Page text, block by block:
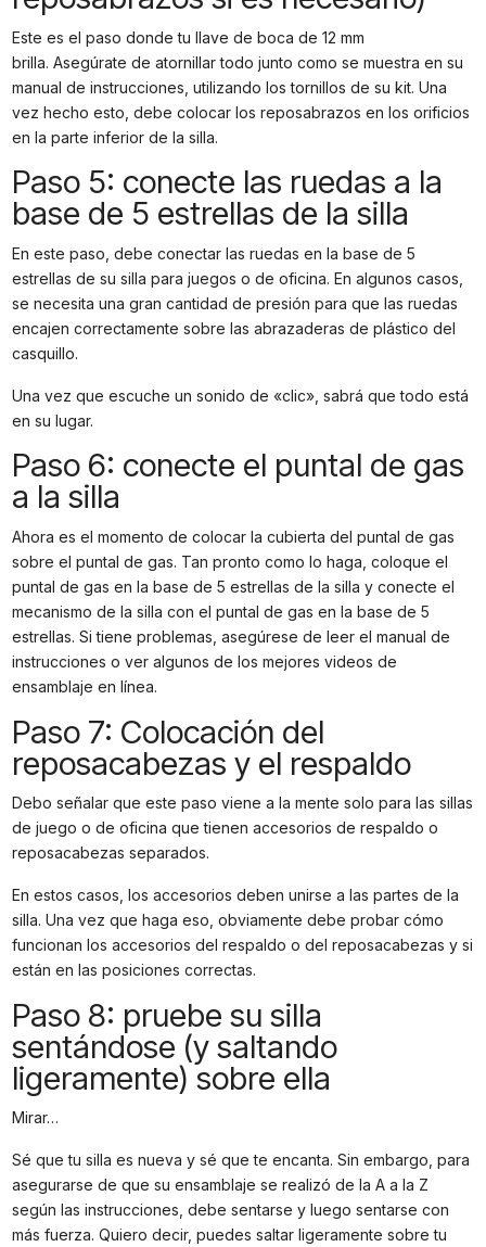
Este es el paso donde tu llave de boca de 12 mm
brilla. Asegúrate de atornillar todo junto como se muestra en su
manual de instrucciones, utilizando los tornillos de su kit. Una
vez hecho esto, debe colocar los reposabrazos en los orificios
en la parte inferior de la silla.
Paso 5: conecte las ruedas a la
base de 5 estrellas de la silla
En este paso, debe conectar las ruedas en la base de 5
estrellas de su silla para juegos o de oficina. En algunos casos,
se necesita una gran cantidad de presión para que las ruedas
encajen correctamente sobre las abrazaderas de plástico del
casquillo.
Una vez que escuche un sonido de «clic», sabrá que todo está
en su lugar.
Paso 6: conecte el puntal de gas
a la silla
Ahora es el momento de colocar la cubierta del puntal de gas
sobre el puntal de gas. Tan pronto como lo haga, coloque el
puntal de gas en la base de 5 estrellas de la silla y conecte el
mecanismo de la silla con el puntal de gas en la base de 5
estrellas. Si tiene problemas, asegúrese de leer el manual de
instrucciones o ver algunos de los mejores videos de
ensamblaje en línea.
Paso 7: Colocación del
reposacabezas y el respaldo
Debo señalar que este paso viene a la mente solo para las sillas
de juego o de oficina que tienen accesorios de respaldo o
reposacabezas separados.
En estos casos, los accesorios deben unirse a las partes de la
silla. Una vez que haga eso, obviamente debe probar cómo
funcionan los accesorios del respaldo o del reposacabezas y si
están en las posiciones correctas.
Paso 8: pruebe su silla
sentándose (y saltando
ligeramente) sobre ella
Mirar…
Sé que tu silla es nueva y sé que te encanta. Sin embargo, para
asegurarse de que su ensamblaje se realizó de la A a la Z
según las instrucciones, debe sentarse y luego sentarse con
más fuerza. Quiero decir, puedes saltar ligeramente sobre tu